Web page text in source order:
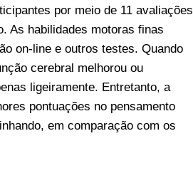
por meio de 11 avaliações
As habilidades motoras finas
on-line e outros testes. Quando
cerebral melhorou ou
ligeiramente. Entretanto, a
pontuações no pensamento
em comparação com os